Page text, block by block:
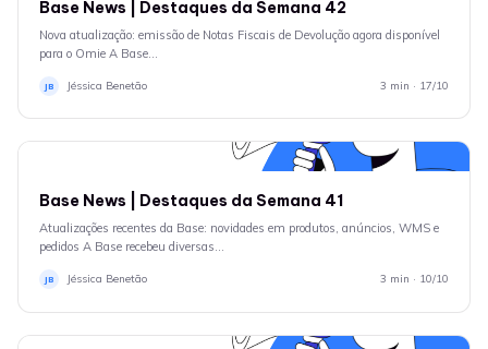
Base News | Destaques da Semana 42
Nova atualização: emissão de Notas Fiscais de Devolução agora disponível
para o Omie A Base…
JB Jéssica Benetão 3 min · 17/10
Base News | Destaques da Semana 41
Atualizações recentes da Base: novidades em produtos, anúncios, WMS e
pedidos A Base recebeu diversas…
JB Jéssica Benetão 3 min · 10/10